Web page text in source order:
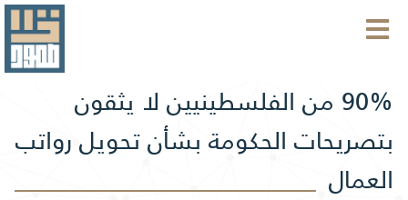
90% من الفلسطينيين لا يثقون
بتصريحات الحكومة بشأن تحويل رواتب
العمال